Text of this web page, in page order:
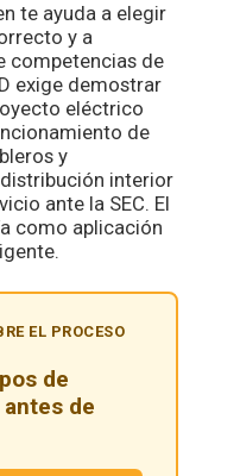
te ayuda a elegir
y a
competencias de
exige demostrar
eléctrico
de
y
interior
ante la SEC. El
como aplicación
EL PROCESO
de
antes de